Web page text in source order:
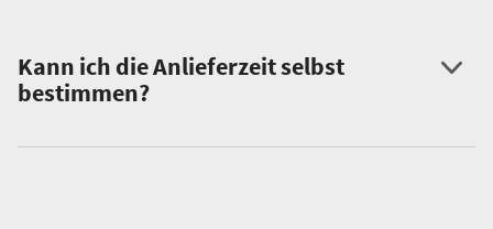
Kann ich die Anlieferzeit selbst
bestimmen?